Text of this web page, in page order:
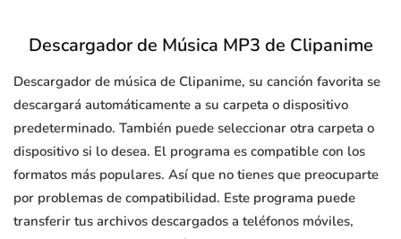
Descargador de Música MP3 de Clipanime
Descargador de música de Clipanime, su canción favorita se
descargará automáticamente a su carpeta o dispositivo
predeterminado. También puede seleccionar otra carpeta o
dispositivo si lo desea. El programa es compatible con los
formatos más populares. Así que no tienes que preocuparte
por problemas de compatibilidad. Este programa puede
transferir tus archivos descargados a teléfonos móviles,